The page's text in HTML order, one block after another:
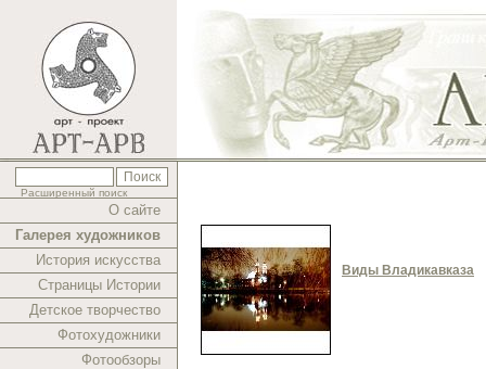
Расширенный поиск
О сайте
Галерея художников
История искусства
Страницы Истории
Детское творчество
Фотохудожники
Фотообзоры
Виды Владикавказа